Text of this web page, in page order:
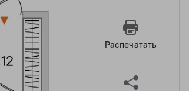
Распечатать